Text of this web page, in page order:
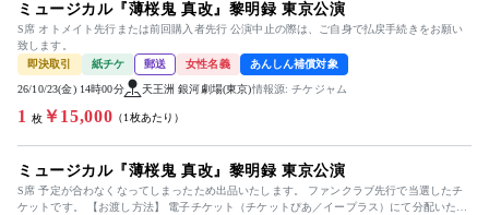
ミュージカル『薄桜鬼 真改』黎明録 東京公演
S席 オトメイト先行または前回購入者先行 公演中止の際は、ご自身で払戻手続きをお願い
致します。
即決取引
紙チケ 郵送 女性名義 あんしん補償対象
26/10/23(金) 14時00分 天王洲 銀河劇場(東京)情報源: チケジャム
1 枚￥15,000 （1枚あたり）
ミュージカル『薄桜鬼 真改』黎明録 東京公演
S席 予定が合わなくなってしまったため出品いたします。 ファンクラブ先行で当選したチ
ケットです。 【お渡し方法】 電子チケット（チケットぴあ／イープラス）にて分配いたし